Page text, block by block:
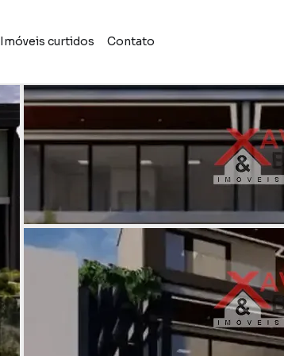
Imóveis curtidos Contato